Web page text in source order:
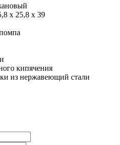
х 25,8 х 39
кипячения
из нержавеющий стали